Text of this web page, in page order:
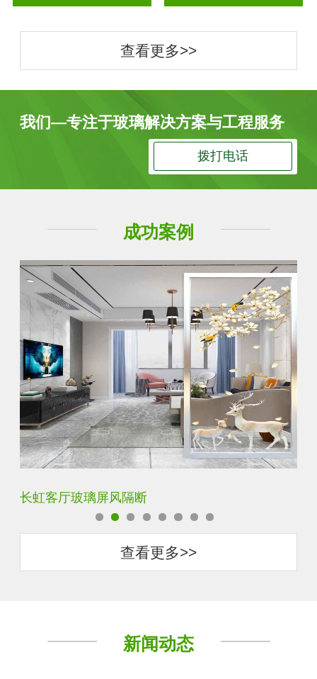
查看更多>>
我们—专注于玻璃解决方案与工程服务
拨打电话
成功案例
夹丝夹胶夹绢玻璃屏风
查看更多>>
新闻动态